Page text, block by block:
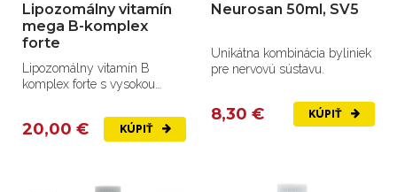
Lipozomálny vitamín
mega B-komplex
forte
Lipozomálny vitamín B
komplex forte s vysokou
20,00 € KÚPIŤ
Neurosan 50ml, SV5
Unikátna kombinácia byliniek
pre nervovú sústavu.
8,30 € KÚPIŤ